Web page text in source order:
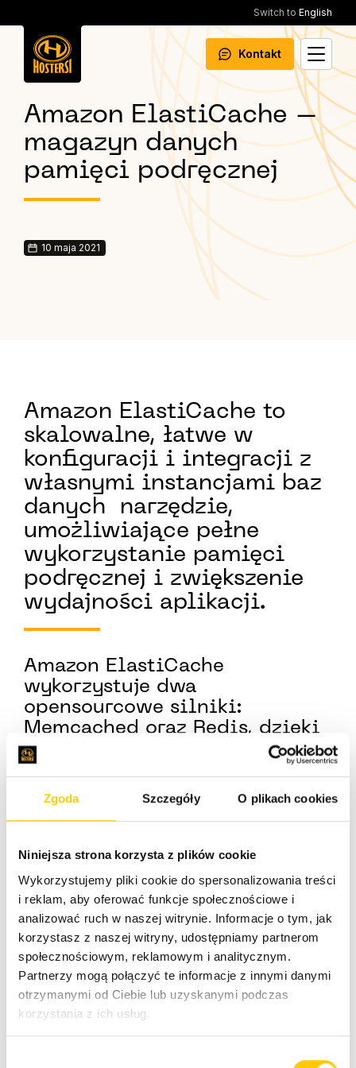
Zgoda Szczegóły O plikach cookies
Niniejsza strona korzysta z plików cookie
Wykorzystujemy pliki cookie do spersonalizowania treści
i reklam, aby oferować funkcje społecznościowe i
analizować ruch w naszej witrynie. Informacje o tym, jak
korzystasz z naszej witryny, udostępniamy partnerom
społecznościowym, reklamowym i analitycznym.
Partnerzy mogą połączyć te informacje z innymi danymi
otrzymanymi od Ciebie lub uzyskanymi podczas
korzystania z ich usług.
Switch to English
Kontakt
Amazon ElastiCache –
magazyn danych
pamięci podręcznej
10 maja 2021
Amazon ElastiCache to
skalowalne, łatwe w
konfiguracji i integracji z
własnymi instancjami baz
danych narzędzie,
umożliwiające pełne
wykorzystanie pamięci
podręcznej i zwiększenie
wydajności aplikacji.
Amazon ElastiCache
wykorzystuje dwa
opensourcowe silniki:
Memcached oraz Redis, dzięki
czemu idealnie nadaje się do
zastosowań w czasie
rzeczywistym, takich jak: gry,
kolejkowanie, buforowanie czy
Dzięki dedykowanej konsoli,
dostępnej na stronie AWS,
zarządzanie Amazon
ElastiCache jest bardzo proste.
Dodatkowo integracja z
Amazon CloudWatch, zapewnia
szczegółowy monitoring z
opcją wysyłania powiadomień
po wystąpieniu określonych